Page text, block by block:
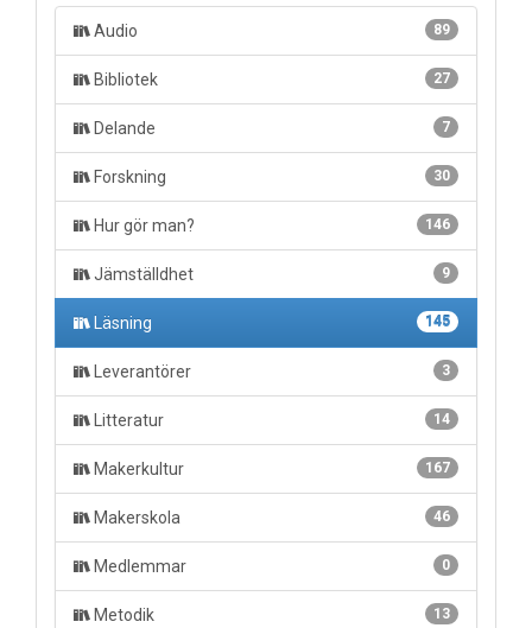
89
Audio
27
Bibliotek
7
Delande
30
Forskning
146
Hur gör man?
9
Jämställdhet
145
Läsning
3
Leverantörer
14
Litteratur
167
Makerkultur
46
Makerskola
0
Medlemmar
13
Metodik